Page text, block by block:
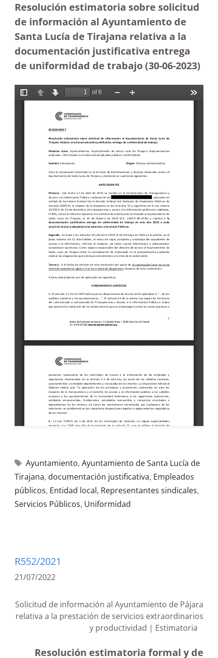
Resolución estimatoria sobre solicitud
de información al Ayuntamiento de
Santa Lucía de Tirajana relativa a la
documentación justificativa entrega
de uniformidad de trabajo (30-06-2023)
Ayuntamiento, Ayuntamiento de Santa Lucía de
Tirajana, documentación justificativa, Empleados
públicos, Entidad local, Representantes sindicales,
Servicios Públicos, Uniformidad
R552/2021
21/07/2022
Solicitud de información al Ayuntamiento de Pájara
relativa a la prestación de servicios extraordinarios
y productividad | Estimatoria
Resolución estimatoria formal y de